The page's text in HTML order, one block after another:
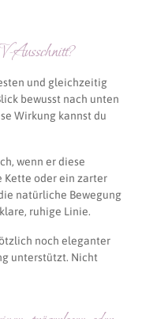
Ausschnitt?
und gleichzeitig
bewusst nach unten
Wirkung kannst du
wenn er diese
oder ein zarter
natürliche Bewegung
ruhige Linie.
noch eleganter
unterstützt. Nicht